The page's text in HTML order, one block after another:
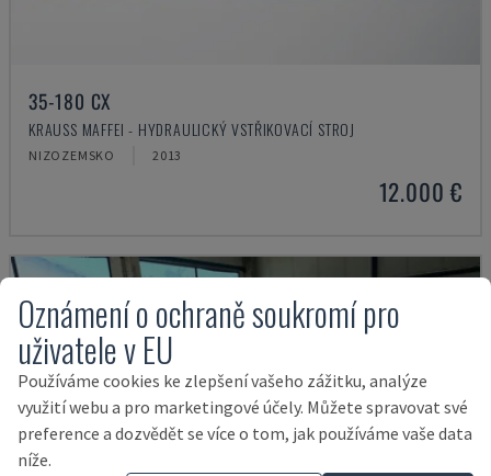
35-180 CX
KRAUSS MAFFEI - HYDRAULICKÝ VSTŘIKOVACÍ STROJ
NIZOZEMSKO 2013
12.000 €
Oznámení o ochraně soukromí pro
uživatele v EU
Používáme cookies ke zlepšení vašeho zážitku, analýze
využití webu a pro marketingové účely. Můžete spravovat své
preference a dozvědět se více o tom, jak používáme vaše data
níže.